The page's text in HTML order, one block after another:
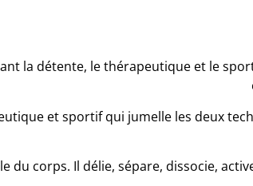
la détente, le thérapeutique et le
et sportif qui jumelle les deux
du corps. Il délie, sépare, dissocie,